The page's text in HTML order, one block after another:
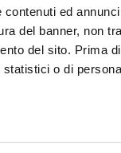
ed
del banner, non
del sito. Prima
o di
At BDO,
inglese
Italia